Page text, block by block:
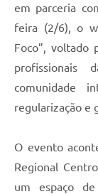
em parceria
feira (2/6), o
Foco”, voltado
profissionais
comunidade
regularização e
O evento
Regional
um espaço